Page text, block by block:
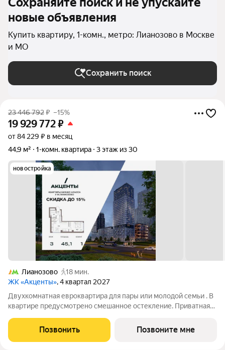
новые объявления
Купить квартиру, 1-комн., метро: Лианозово в Москве
и МО
Сохранить поиск
23 446 792₽ –15%
19 929 772₽
от 84 229 ₽ в месяц
44,9 м²
1-комн. квартира 3 этаж из 30
новостройка
Лианозово
18 мин.
ЖК «Акценты», 4 квартал 2027
Двухкомнатная евроквартира для пары или молодой семьи . В
квартире предусмотрено смешанное остекление. Приватная
видом на 2 стороны. Просторная кухня-гостиная с
зонированной кухней и
Позвонить Позвоните мне